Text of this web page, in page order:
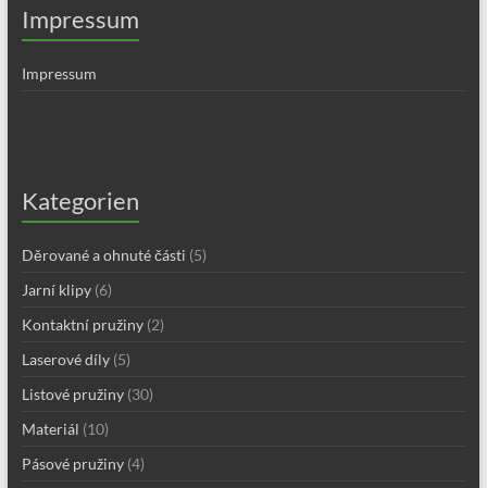
Impressum
Impressum
Kategorien
Děrované a ohnuté části (5)
Jarní klipy(6)
Kontaktní pružiny(2)
Laserové díly(5)
Listové pružiny(30)
Materiál (10)
Pásové pružiny(4)